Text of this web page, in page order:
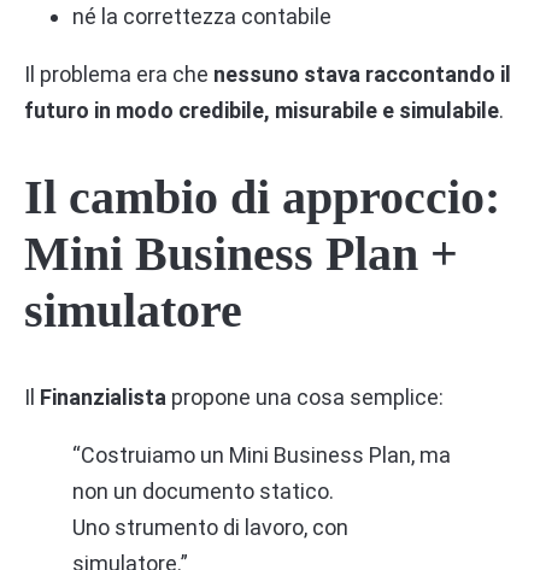
né la correttezza contabile
Il problema era che nessuno stava raccontando il
futuro in modo credibile, misurabile e simulabile.
Il cambio di approccio:
Mini Business Plan +
simulatore
Il Finanzialista propone una cosa semplice:
“Costruiamo un Mini Business Plan, ma
non un documento statico.
Uno strumento di lavoro, con
simulatore.”